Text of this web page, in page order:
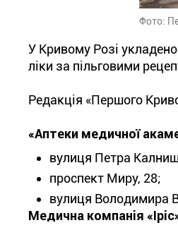
Фото:
У Кривому Розі
ліки за пільговими
Редакція «Першого
«Аптеки медичної
вулиця Петра
проспект Миру, 28;
вулиця Володимира
Медична компанія